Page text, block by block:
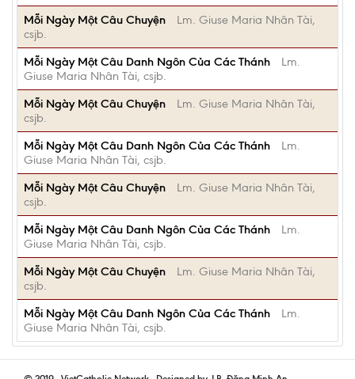
Mỗi Ngày Một Câu Chuyện
Lm. Giuse Maria Nhân Tài,
csjb.
Mỗi Ngày Một Câu Danh Ngôn Của Các Thánh
Lm.
Giuse Maria Nhân Tài, csjb.
Mỗi Ngày Một Câu Chuyện
Lm. Giuse Maria Nhân Tài,
csjb.
Mỗi Ngày Một Câu Danh Ngôn Của Các Thánh
Lm.
Giuse Maria Nhân Tài, csjb.
Mỗi Ngày Một Câu Chuyện
Lm. Giuse Maria Nhân Tài,
csjb.
Mỗi Ngày Một Câu Danh Ngôn Của Các Thánh
Lm.
Giuse Maria Nhân Tài, csjb.
Mỗi Ngày Một Câu Chuyện
Lm. Giuse Maria Nhân Tài,
csjb.
Mỗi Ngày Một Câu Danh Ngôn Của Các Thánh
Lm.
Giuse Maria Nhân Tài, csjb.